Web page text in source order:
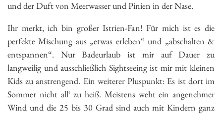
und der Duft von Meerwasser und Pinien in der Nase.
Ihr merkt, ich bin großer Istrien-Fan! Für mich ist es die
perfekte Mischung aus „etwas erleben“ und „abschalten &
entspannen“. Nur Badeurlaub ist mir auf Dauer zu
langweilig und ausschließlich Sightseeing ist mir mit kleinen
Kids zu anstrengend. Ein weiterer Pluspunkt: Es ist dort im
Sommer nicht all‘ zu heiß. Meistens weht ein angenehmer
Wind und die 25 bis 30 Grad sind auch mit Kindern ganz